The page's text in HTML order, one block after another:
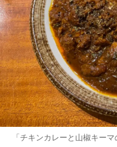
「チキンカレーと山椒キー